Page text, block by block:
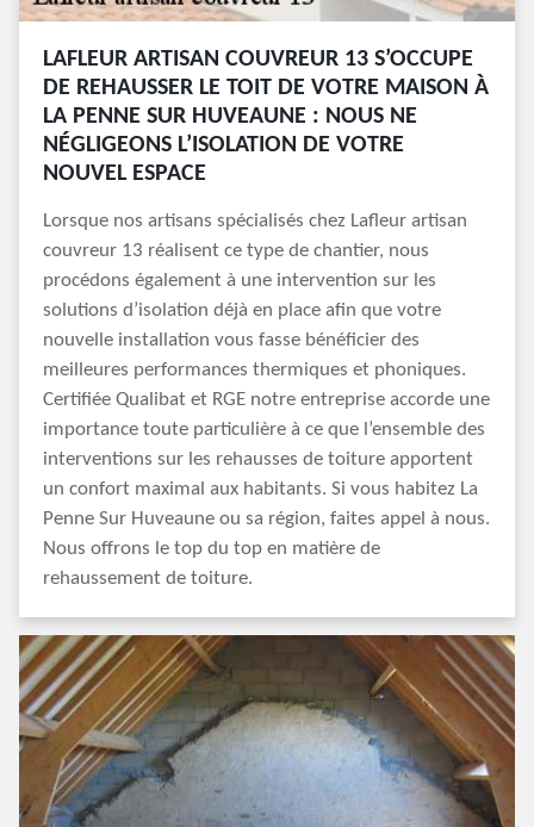
LAFLEUR ARTISAN COUVREUR 13 S’OCCUPE
DE REHAUSSER LE TOIT DE VOTRE MAISON À
LA PENNE SUR HUVEAUNE : NOUS NE
NÉGLIGEONS L’ISOLATION DE VOTRE
NOUVEL ESPACE
Lorsque nos artisans spécialisés chez Lafleur artisan
couvreur 13 réalisent ce type de chantier, nous
procédons également à une intervention sur les
solutions d’isolation déjà en place afin que votre
nouvelle installation vous fasse bénéficier des
meilleures performances thermiques et phoniques.
Certifiée Qualibat et RGE notre entreprise accorde une
importance toute particulière à ce que l’ensemble des
interventions sur les rehausses de toiture apportent
un confort maximal aux habitants. Si vous habitez La
Penne Sur Huveaune ou sa région, faites appel à nous.
Nous offrons le top du top en matière de
rehaussement de toiture.